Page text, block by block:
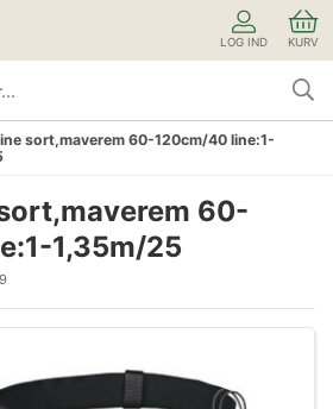
LOG IND KURV
sort,maverem 60-120cm/40 line:1-
60-
1,35m/25